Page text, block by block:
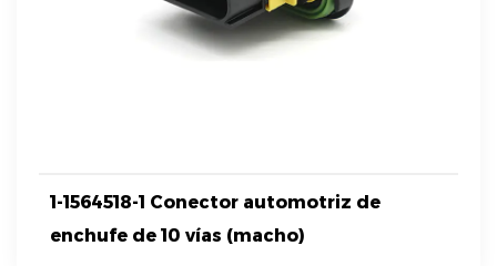
1-1564518-1 Conector automotriz de
enchufe de 10 vías (macho)